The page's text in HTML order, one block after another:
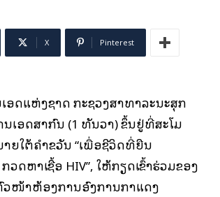
X Pinterest
ອດແຫ່ງຊາດ ກະ​ຊວງ​ສາ​ທາ​ລະ​ນະ​ສຸກ
ເອດ​ສາ​ກົນ​ (1 ທັນ​ວາ​​) ຂຶ້ນຢູ່​ທີ່​ສະ​ໂມ​
ຍ​ໃຕ້​ຄຳ​ຂວັນ “ເພື່ອ​ຊີ​ວິດ​ທີ່​ຍືນ​
ດ​ຫາ​ເຊື້ອ HIV”, ໃຫ້ກຽດ​ເຂົ້າ​ຮ່ວມ​ຂອງ​
ໜ້າ​ຫ້ອງ​ການ​ອົງ​ການ​ກາ​ແດງ​